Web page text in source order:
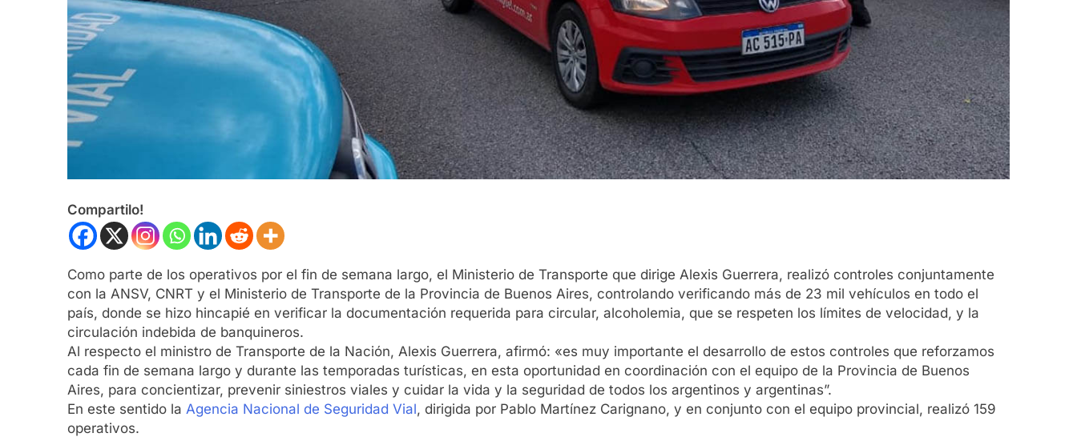
Compartilo!
Como parte de los operativos por el fin de semana largo, el Ministerio de Transporte que dirige Alexis Guerrera, realizó controles conjuntamente
con la ANSV, CNRT y el Ministerio de Transporte de la Provincia de Buenos Aires, controlando verificando más de 23 mil vehículos en todo el
país, donde se hizo hincapié en verificar la documentación requerida para circular, alcoholemia, que se respeten los límites de velocidad, y la
circulación indebida de banquineros.
Al respecto el ministro de Transporte de la Nación, Alexis Guerrera, afirmó: «es muy importante el desarrollo de estos controles que reforzamos
cada fin de semana largo y durante las temporadas turísticas, en esta oportunidad en coordinación con el equipo de la Provincia de Buenos
Aires, para concientizar, prevenir siniestros viales y cuidar la vida y la seguridad de todos los argentinos y argentinas”.
En este sentido la Agencia Nacional de Seguridad Vial, dirigida por Pablo Martínez Carignano, y en conjunto con el equipo provincial, realizó 159
operativos.